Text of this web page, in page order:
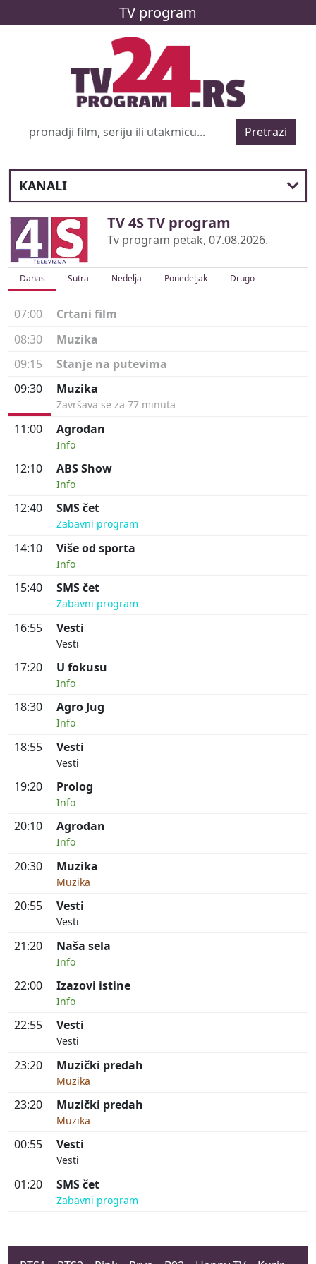
TV program
Pretrazi
KANALI
TV 4S TV program
Tv program petak, 07.08.2026.
Danas Sutra Nedelja Ponedeljak Drugo
07:00
Crtani film
08:30
Muzika
09:15
Stanje na putevima
09:30
Muzika
Završava se za 77 minuta
11:00 Agrodan
Info
12:10 ABS Show
Info
12:40 SMS čet
Zabavni program
14:10 Više od sporta
Info
15:40 SMS čet
Zabavni program
16:55 Vesti
Vesti
17:20 U fokusu
Info
18:30 Agro Jug
Info
18:55 Vesti
Vesti
19:20 Prolog
Info
20:10 Agrodan
Info
20:30 Muzika
Muzika
20:55 Vesti
Vesti
21:20 Naša sela
Info
22:00 Izazovi istine
Info
22:55 Vesti
Vesti
23:20 Muzički predah
Muzika
23:20 Muzički predah
Muzika
00:55 Vesti
Vesti
01:20 SMS čet
Zabavni program